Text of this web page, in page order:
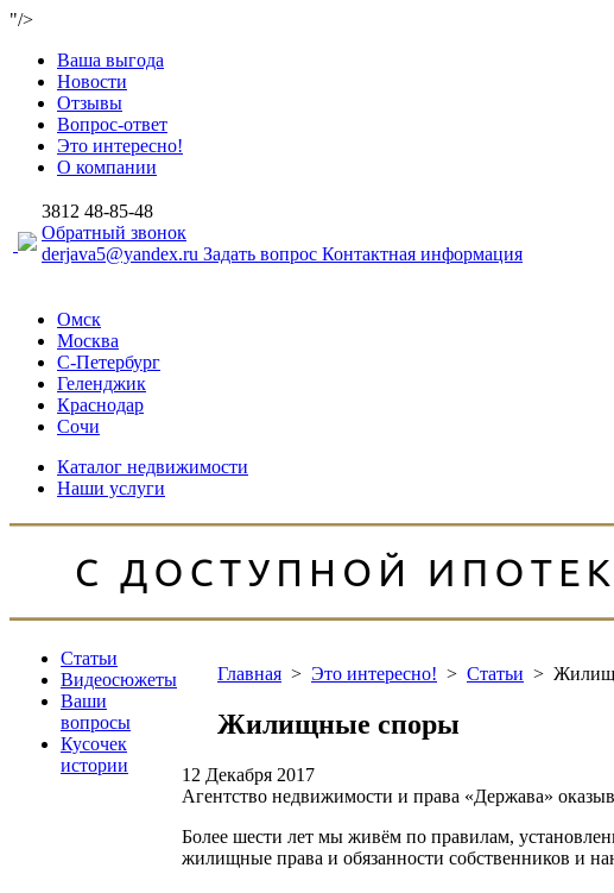
"/>
Ваша выгода
Новости
Отзывы
Вопрос-ответ
Это интересно!
О компании
3812 48-85-48
Обратный звонок
derjava5@yandex.ru Задать вопрос Контактная информация
Омск
Москва
С-Петербург
Геленджик
Краснодар
Сочи
Каталог недвижимости
Наши услуги
Статьи
Видеосюжеты
Ваши
вопросы
Кусочек
истории
Главная > Это интересно! > Статьи >
Жилищные споры
12 Декабря 2017
Агентство недвижимости и права «Держава»
Более шести лет мы живём по правилам,
жилищные права и обязанности собственников и